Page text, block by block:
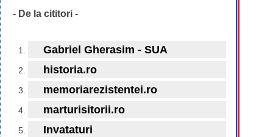
- De la cititori -
Gabriel Gherasim - SUA
historia.ro
memoriarezistentei.ro
marturisitorii.ro
Invataturi